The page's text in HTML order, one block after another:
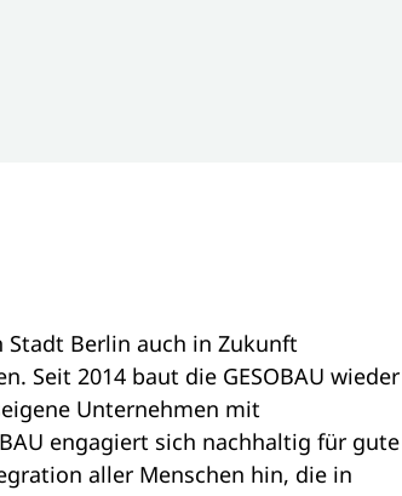
Stadt Berlin auch in Zukunft
Seit 2014 baut die GESOBAU wieder
Unternehmen mit
engagiert sich nachhaltig für gute
aller Menschen hin, die in